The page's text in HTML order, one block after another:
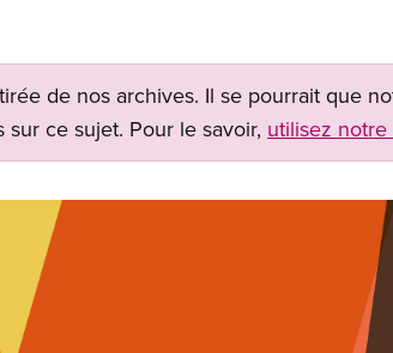
de nos archives. Il se pourrait que
ce sujet. Pour le savoir, utilisez